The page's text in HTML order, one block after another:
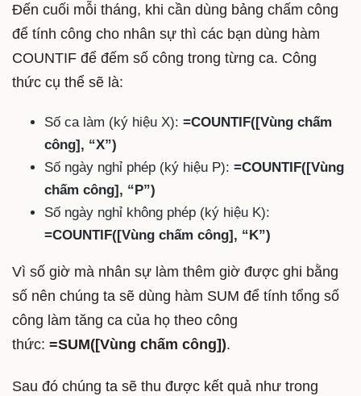
Đến cuối mỗi tháng, khi cần dùng bảng chấm công
để tính công cho nhân sự thì các bạn dùng hàm
COUNTIF để đếm số công trong từng ca. Công
thức cụ thể sẽ là:
Số ca làm (ký hiệu X): =COUNTIF([Vùng chấm
công], “X”)
Số ngày nghỉ phép (ký hiệu P): =COUNTIF([Vùng
chấm công], “P”)
Số ngày nghỉ không phép (ký hiệu K):
=COUNTIF([Vùng chấm công], “K”)
Vì số giờ mà nhân sự làm thêm giờ được ghi bằng
số nên chúng ta sẽ dùng hàm SUM để tính tổng số
công làm tăng ca của họ theo công
thức: =SUM([Vùng chấm công]).
Sau đó chúng ta sẽ thu được kết quả như trong